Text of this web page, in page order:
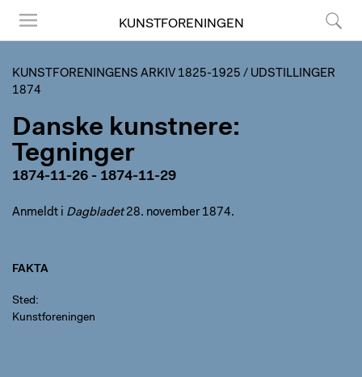
KUNSTFORENINGEN
KUNSTFORENINGENS ARKIV 1825-1925 / UDSTILLINGER
1874
Danske kunstnere:
Tegninger
1874-11-26 - 1874-11-29
Anmeldt i Dagbladet28. november 1874.
FAKTA
Sted
Kunstforeningen